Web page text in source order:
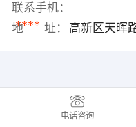
联系手机：
****
地 址： 高新区天晖
电话咨询